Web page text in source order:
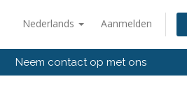
Nederlands Aanmelden
Neem contact op met ons